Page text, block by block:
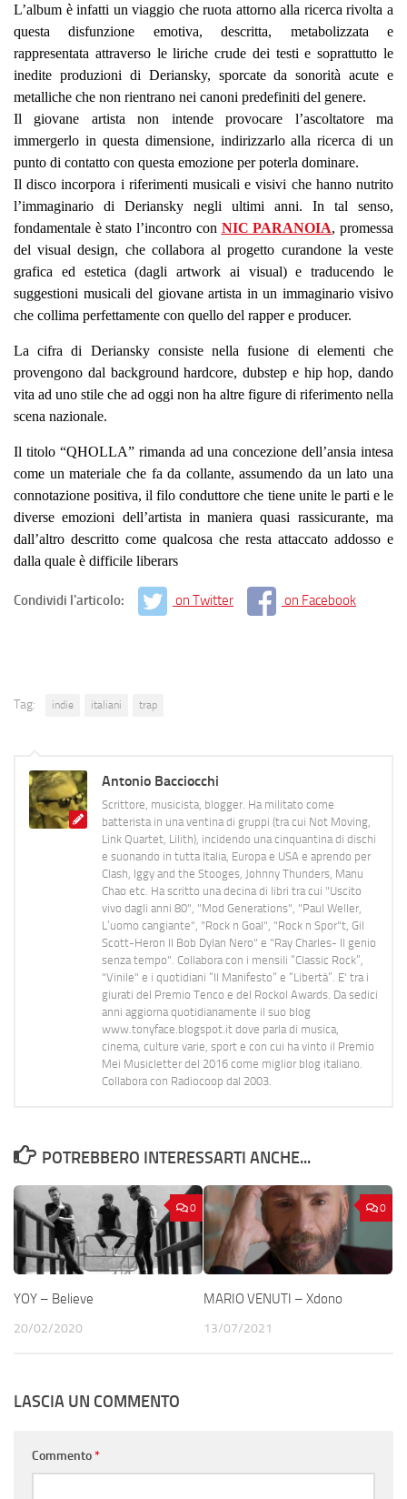
L’album è infatti un viaggio che ruota attorno alla ricerca rivolta a
questa disfunzione emotiva, descritta, metabolizzata e
rappresentata attraverso le liriche crude dei testi e soprattutto le
inedite produzioni di Deriansky, sporcate da sonorità acute e
metalliche che non rientrano nei canoni predefiniti del genere.
Il giovane artista non intende provocare l’ascoltatore ma
immergerlo in questa dimensione, indirizzarlo alla ricerca di un
punto di contatto con questa emozione per poterla dominare.
Il disco incorpora i riferimenti musicali e visivi che hanno nutrito
l’immaginario di Deriansky negli ultimi anni. In tal senso,
fondamentale è stato l’incontro con NIC PARANOIA, promessa
del visual design, che collabora al progetto curandone la veste
grafica ed estetica (dagli artwork ai visual) e traducendo le
suggestioni musicali del giovane artista in un immaginario visivo
che collima perfettamente con quello del rapper e producer.
La cifra di Deriansky consiste nella fusione di elementi che
provengono dal background hardcore, dubstep e hip hop, dando
vita ad uno stile che ad oggi non ha altre figure di riferimento nella
scena nazionale.
Il titolo “QHOLLA” rimanda ad una concezione dell’ansia intesa
come un materiale che fa da collante, assumendo da un lato una
connotazione positiva, il filo conduttore che tiene unite le parti e le
diverse emozioni dell’artista in maniera quasi rassicurante, ma
dall’altro descritto come qualcosa che resta attaccato addosso e
dalla quale è difficile liberars
Condividi l'articolo: on Twitter on Facebook
Tag: indie italiani trap
Antonio Bacciocchi
Scrittore, musicista, blogger. Ha militato come
batterista in una ventina di gruppi (tra cui Not Moving,
Link Quartet, Lilith), incidendo una cinquantina di dischi
e suonando in tutta Italia, Europa e USA e aprendo per
Clash, Iggy and the Stooges, Johnny Thunders, Manu
Chao etc. Ha scritto una decina di libri tra cui "Uscito
vivo dagli anni 80", "Mod Generations", "Paul Weller,
L’uomo cangiante", "Rock n Goal", "Rock n Spor"t, Gil
Scott-Heron Il Bob Dylan Nero" e "Ray Charles- Il genio
senza tempo". Collabora con i mensili “Classic Rock”,
"Vinile" e i quotidiani “Il Manifesto” e “Libertà”. E' tra i
giurati del Premio Tenco e del Rockol Awards. Da sedici
anni aggiorna quotidianamente il suo blog
www.tonyface.blogspot.it dove parla di musica,
cinema, culture varie, sport e con cui ha vinto il Premio
Mei Musicletter del 2016 come miglior blog italiano.
Collabora con Radiocoop dal 2003.
POTREBBERO INTERESSARTI ANCHE...
0
YOY – Believe
20/02/2020
0
MARIO VENUTI – Xdono
13/07/2021
LASCIA UN COMMENTO
Commento*